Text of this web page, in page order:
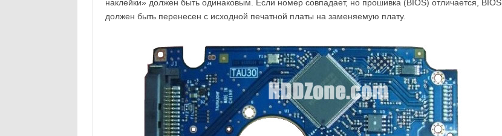
наклейки» должен быть одинаковым. Если номер совпадает, но прошивка (BIOS) отличается, BIOS
должен быть перенесен с исходной печатной платы на заменяемую плату.